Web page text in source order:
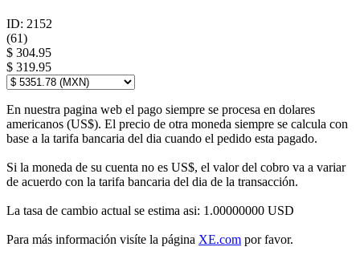
ID: 2152
(61)
$ 304.95
$ 319.95
En nuestra pagina web el pago siempre se procesa en dolares
americanos (US$). El precio de otra moneda siempre se calcula con
base a la tarifa bancaria del dia cuando el pedido esta pagado.
Si la moneda de su cuenta no es US$, el valor del cobro va a variar
de acuerdo con la tarifa bancaria del dia de la transacción.
La tasa de cambio actual se estima asi: 1.00000000 USD
Para más información visíte la página XE.com por favor.